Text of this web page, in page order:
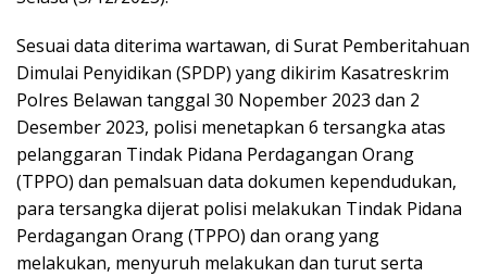
Sesuai data diterima wartawan, di Surat Pemberitahuan
Dimulai Penyidikan (SPDP) yang dikirim Kasatreskrim
Polres Belawan tanggal 30 Nopember 2023 dan 2
Desember 2023, polisi menetapkan 6 tersangka atas
pelanggaran Tindak Pidana Perdagangan Orang
(TPPO) dan pemalsuan data dokumen kependudukan,
para tersangka dijerat polisi melakukan Tindak Pidana
Perdagangan Orang (TPPO) dan orang yang
melakukan, menyuruh melakukan dan turut serta